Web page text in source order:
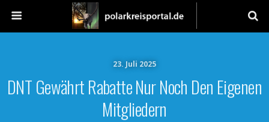
23. Juli 2025
DNT Gewährt Rabatte Nur Noch Den Eigenen
Mitgliedern